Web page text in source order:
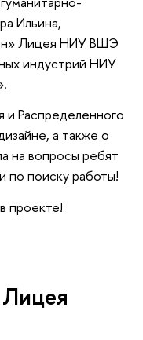
Ильина,
Лицея НИУ ВШЭ
индустрий НИУ
и Распределенного
а также о
на вопросы ребят
по поиску работы!
проекте!